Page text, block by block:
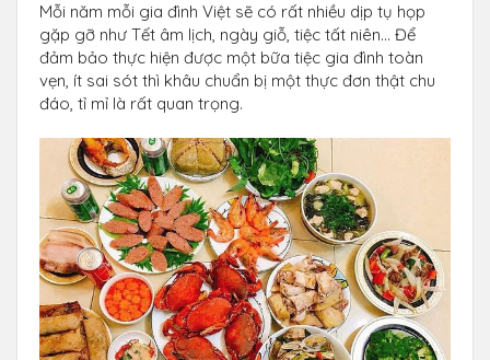
Mỗi năm mỗi gia đình Việt sẽ có rất nhiều dịp tụ họp
gặp gỡ như Tết âm lịch, ngày giỗ, tiệc tất niên… Để
đảm bảo thực hiện được một bữa tiệc gia đình toàn
vẹn, ít sai sót thì khâu chuẩn bị một thực đơn thật chu
đáo, tỉ mỉ là rất quan trọng.